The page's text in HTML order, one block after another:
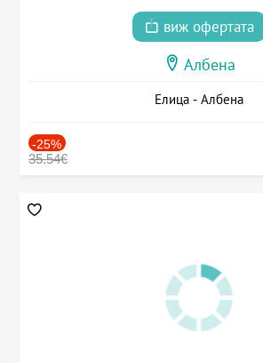
виж офертата
Албена
Елица - Албена
-25%
35.54€